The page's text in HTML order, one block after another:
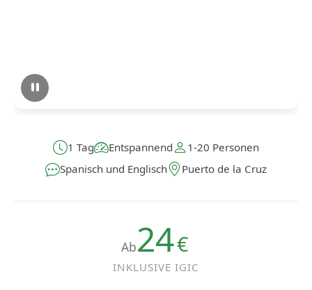
1 Tag Entspannend
1-20 Personen
Spanisch und Englisch
Puerto de la Cruz
Ab24€
INKLUSIVE IGIC